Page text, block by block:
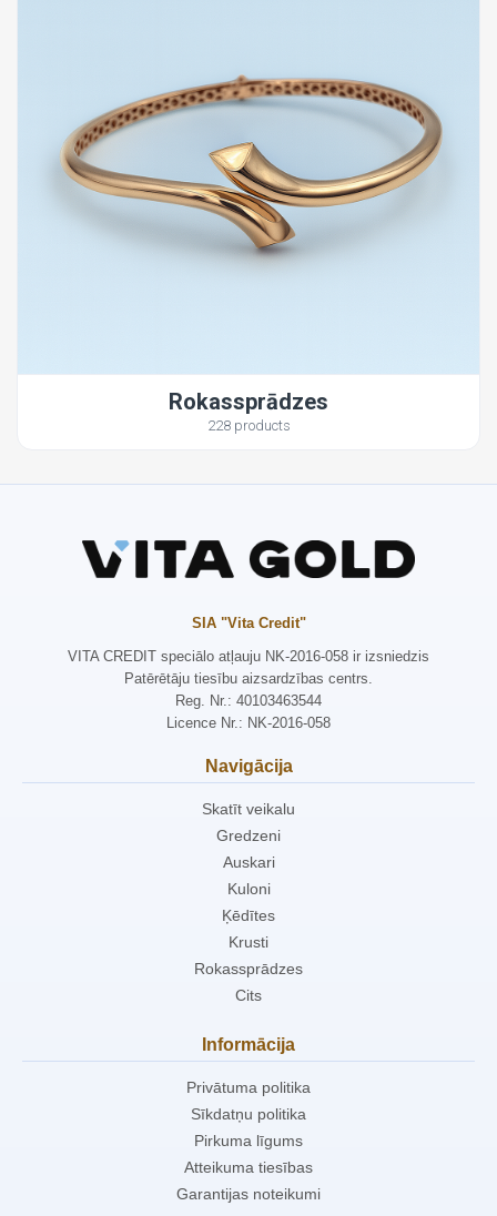
Rokassprādzes
228 products
SIA "Vita Credit"
VITA CREDIT speciālo atļauju NK-2016-058 ir izsniedzis
Patērētāju tiesību aizsardzības centrs.
Reg. Nr.: 40103463544
Licence Nr.: NK-2016-058
Navigācija
Skatīt veikalu
Gredzeni
Auskari
Kuloni
Ķēdītes
Krusti
Rokassprādzes
Cits
Informācija
Privātuma politika
Sīkdatņu politika
Pirkuma līgums
Atteikuma tiesības
Garantijas noteikumi